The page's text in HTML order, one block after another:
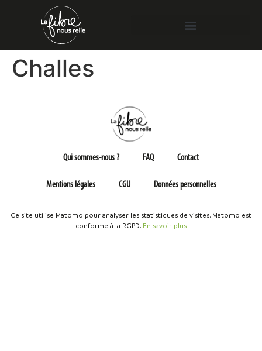
Challes
Qui sommes-nous ? FAQ Contact
Mentions légales CGU Données personnelles
Ce site utilise Matomo pour analyser les statistiques de visites. Matomo est
conforme à la RGPD. En savoir plus